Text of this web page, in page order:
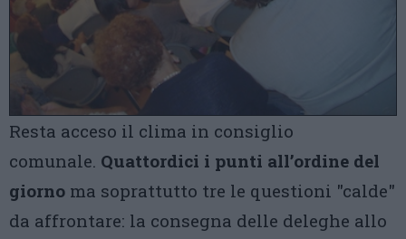
Resta acceso il clima in consiglio
comunale. Quattordici i punti all’ordine del
giorno ma soprattutto tre le questioni "calde"
da affrontare: la consegna delle deleghe allo